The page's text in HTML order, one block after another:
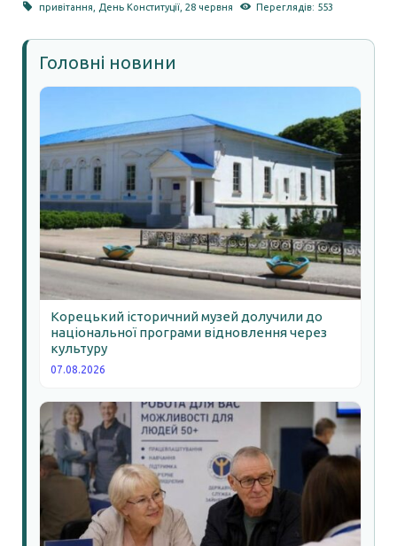
привітання День Конституції ,28 червня Переглядів: 553
Головні новини
Корецький історичний музей долучили до
національної програми відновлення через
культуру
07.08.2026